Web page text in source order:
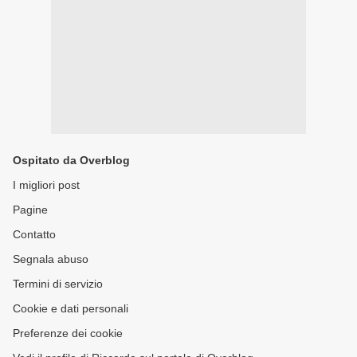
Ospitato da Overblog
I migliori post
Pagine
Contatto
Segnala abuso
Termini di servizio
Cookie e dati personali
Preferenze dei cookie